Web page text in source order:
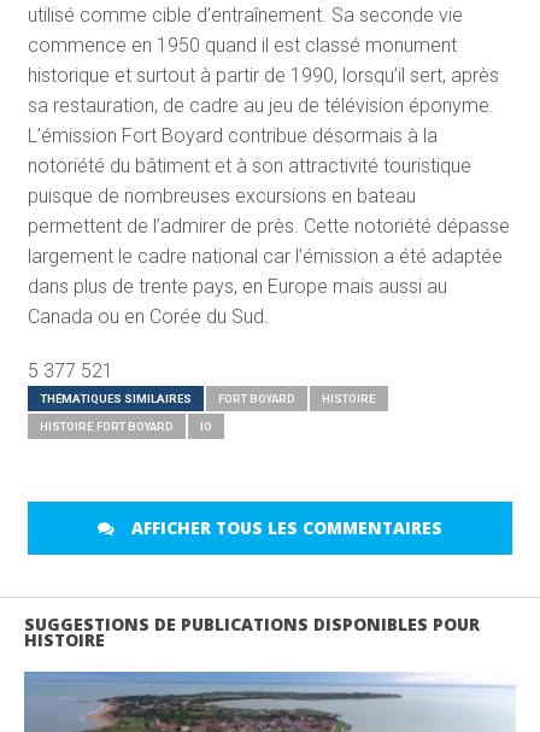
utilisé comme cible d’entraînement. Sa seconde vie
commence en 1950 quand il est classé monument
historique et surtout à partir de 1990, lorsqu’il sert, après
sa restauration, de cadre au jeu de télévision éponyme.
L’émission Fort Boyard contribue désormais à la
notoriété du bâtiment et à son attractivité touristique
puisque de nombreuses excursions en bateau
permettent de l’admirer de près. Cette notoriété dépasse
largement le cadre national car l’émission a été adaptée
dans plus de trente pays, en Europe mais aussi au
Canada ou en Corée du Sud.
5 377 521
THÉMATIQUES SIMILAIRES FORT BOYARD HISTOIRE
HISTOIRE FORT BOYARD IO
AFFICHER TOUS LES COMMENTAIRES
SUGGESTIONS DE PUBLICATIONS DISPONIBLES POUR
HISTOIRE